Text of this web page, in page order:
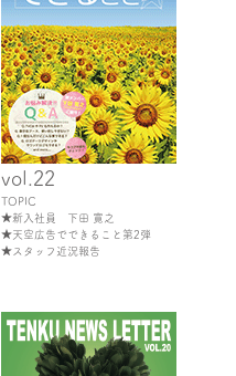
vol.22
TOPIC
★新入社員 下田 寛之
★天空広告でできること第2弾
★スタッフ近況報告